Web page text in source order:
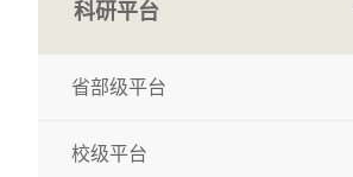
科研平台
省部级平台
校级平台